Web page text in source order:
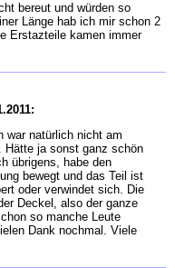
bereut und würden so
Länge hab ich mir schon 2
Erstazteile kamen immer
war natürlich nicht am
Hätte ja sonst ganz schön
übrigens, habe den
bewegt und das Teil ist
oder verwindet sich. Die
Deckel, also der ganze
so manche Leute
Dank nochmal. Viele